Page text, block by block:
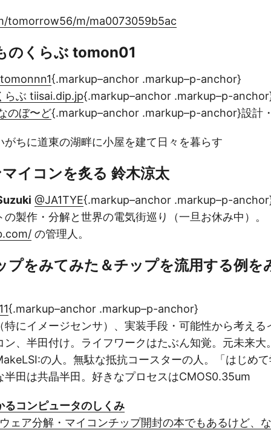
tomorrow56/m/ma0073059b5ac
のくらぶ tomon01
{.markup–anchor .markup–p-anchor}
らぶ tiisai.dip.jp{.markup–anchor .markup–p-
のぼ〜ど{.markup–anchor .markup–p-anchor}設計
がちに道東の湖畔に小屋を建て日々を暮らす
イコンを炙る 鈴木涼太
@JA1TYE{.markup–anchor .markup–p-
製作・分解と世界の電気街巡り（一旦お休み中）。
の管理人。
プをみてみた＆チップを流用する例を
{.markup–anchor .markup–p-anchor}
特にイメージセンサ）、実装手段・可能性から考える
ン、半田付け。ライフワークはたぶん知覚。元未来
の人。無駄な抵抗コースターの人。「はじめ
半田は共晶半田。好きなプロセスはCMOS0.35um
るコンピュータのしくみ
ェア分解・マイコンチップ開封の本でもあるけど、